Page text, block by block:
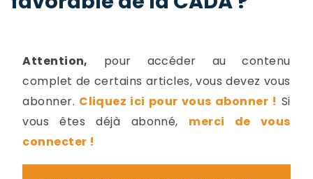
Attention, pour accéder au contenu
complet de certains articles, vous devez vous
abonner. Cliquez ici pour vous abonner ! Si
vous êtes déjà abonné, merci de vous
connecter !